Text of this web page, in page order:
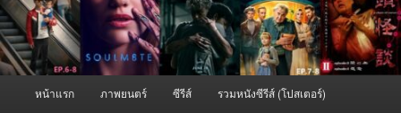
หน้าแรก ภาพยนตร์ ซีรีส์ รวมหนังซีรีส์ (โปสเตอร์)